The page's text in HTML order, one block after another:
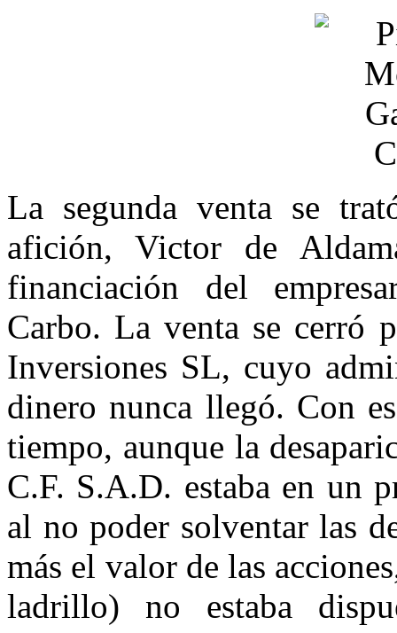
La segunda venta se
afición, Victor de
financiación del
Carbo. La venta se cerró
Inversiones SL, cuyo
dinero nunca llegó. Con
tiempo, aunque la
C.F. S.A.D. estaba en un
al no poder solventar las
más el valor de las
ladrillo) no estaba